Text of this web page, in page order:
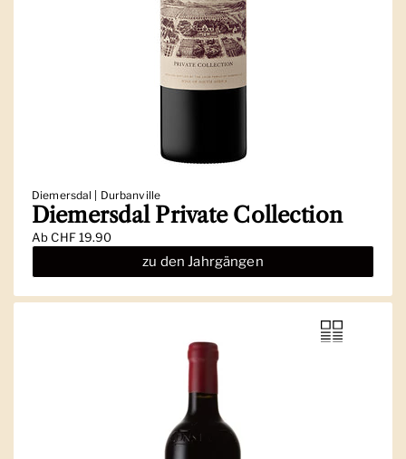
Diemersdal | Durbanville
Diemersdal Private Collection
AbCHF 19.90
zu den Jahrgängen